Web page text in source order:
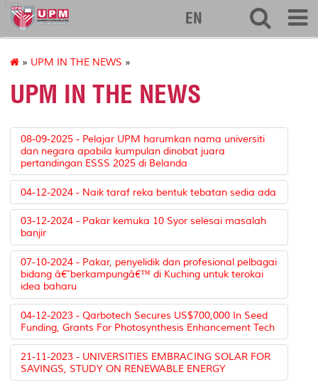
127
EN
» UPM IN THE NEWS »
UPM IN THE NEWS
08-09-2025 - Pelajar UPM harumkan nama universiti
dan negara apabila kumpulan dinobat juara
pertandingan ESSS 2025 di Belanda
04-12-2024 - Naik taraf reka bentuk tebatan sedia ada
03-12-2024 - Pakar kemuka 10 Syor selesai masalah
banjir
07-10-2024 - Pakar, penyelidik dan profesional pelbagai
bidang â€˜berkampungâ€™ di Kuching untuk terokai
idea baharu
04-12-2023 - Qarbotech Secures US$700,000 In Seed
Funding, Grants For Photosynthesis Enhancement Tech
21-11-2023 - UNIVERSITIES EMBRACING SOLAR FOR
SAVINGS, STUDY ON RENEWABLE ENERGY